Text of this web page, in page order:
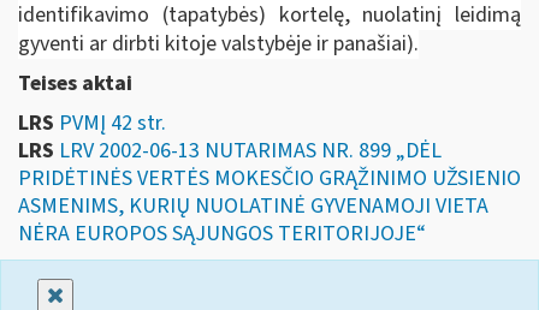
identifikavimo (tapatybės) kortelę, nuolatinį leidimą
gyventi ar dirbti kitoje valstybėje ir panašiai).
Teises aktai
LRS PVMĮ 42 str.
LRS LRV 2002-06-13 NUTARIMAS NR. 899 „DĖL
PRIDĖTINĖS VERTĖS MOKESČIO GRĄŽINIMO UŽSIENIO
ASMENIMS, KURIŲ NUOLATINĖ GYVENAMOJI VIETA
NĖRA EUROPOS SĄJUNGOS TERITORIJOJE“